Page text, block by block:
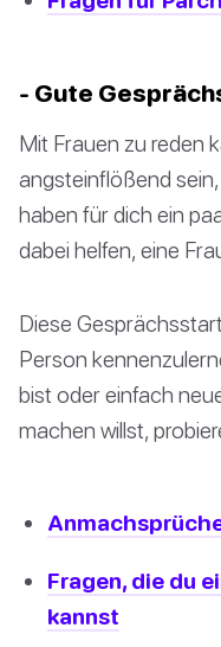
- Gute
Mit Frauen zu reden
angsteinflößend
haben für dich ein
dabei helfen, eine
Diese
Person
bist oder einfach
machen willst,
Fragen, die du
kannst